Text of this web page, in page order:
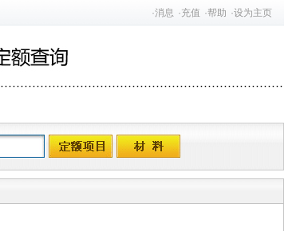
·消息 ·充值 ·帮助 ·设为主页